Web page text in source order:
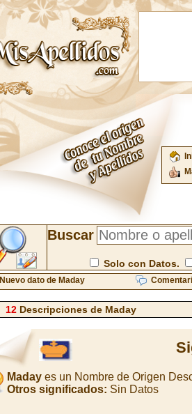
Buscar
Solo con Datos.
Nuevo dato de Maday
12 Descripciones de Maday
Madayes un Nombre de Origen
Otros significados: Sin Datos